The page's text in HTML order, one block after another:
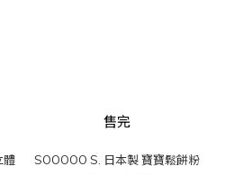
體
售完
SOOOOO S. 日本製 寶寶鬆餅粉